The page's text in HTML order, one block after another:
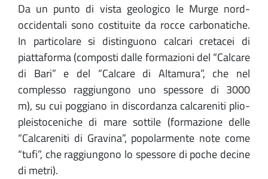
Da un punto di vista geologico le Murge nord-
occidentali sono costituite da rocce carbonatiche.
In particolare si distinguono calcari cretacei di
piattaforma (composti dalle formazioni del “Calcare
di Bari” e del “Calcare di Altamura”, che nel
complesso raggiungono uno spessore di 3000
m), su cui poggiano in discordanza calcareniti plio-
pleistoceniche di mare sottile (formazione delle
“Calcareniti di Gravina”, popolarmente note come
“tufi”, che raggiungono lo spessore di poche decine
di metri).